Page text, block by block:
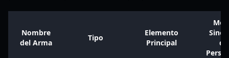
Nombre
del Arma
Tipo
Elemento
Principal
de